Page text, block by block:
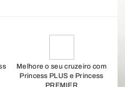
Melhore o seu cruzeiro com
Princess PLUS e Princess
PREMIER